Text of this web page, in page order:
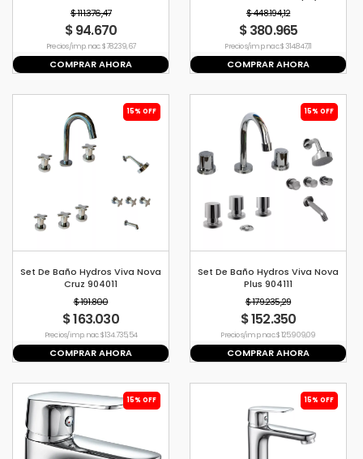
$ 111.376,47
$ 94.670
Precio s/imp. nac. $ 78.239,67
COMPRAR AHORA
NEGRO 0310/L2-NG
$ 448.194,12
$ 380.965
Precio s/imp. nac. $ 314.847,11
COMPRAR AHORA
15% OFF
Set De Baño Hydros Viva Nova
Cruz 904011
$ 191.800
$ 163.030
Precio s/imp. nac. $ 134.735,54
COMPRAR AHORA
15% OFF
Set De Baño Hydros Viva Nova
Plus 904111
$ 179.235,29
$ 152.350
Precio s/imp. nac. $ 125.909,09
COMPRAR AHORA
15% OFF 15% OFF